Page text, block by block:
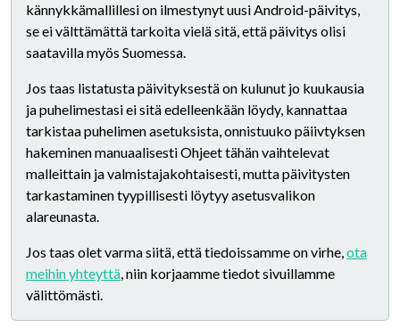
kännykkämallillesi on ilmestynyt uusi Android-päivitys,
se ei välttämättä tarkoita vielä sitä, että päivitys olisi
saatavilla myös Suomessa.
Jos taas listatusta päivityksestä on kulunut jo kuukausia
ja puhelimestasi ei sitä edelleenkään löydy, kannattaa
tarkistaa puhelimen asetuksista, onnistuuko päiivtyksen
hakeminen manuaalisesti Ohjeet tähän vaihtelevat
malleittain ja valmistajakohtaisesti, mutta päivitysten
tarkastaminen tyypillisesti löytyy asetusvalikon
alareunasta.
Jos taas olet varma siitä, että tiedoissamme on virhe,ota
meihin yhteyttä, niin korjaamme tiedot sivuillamme
välittömästi.